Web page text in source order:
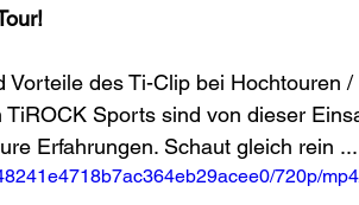
des Ti-Clip bei Hochtouren /
Sports sind von dieser
Erfahrungen. Schaut gleich rein ...
720p/